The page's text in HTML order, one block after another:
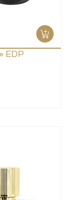
EDP